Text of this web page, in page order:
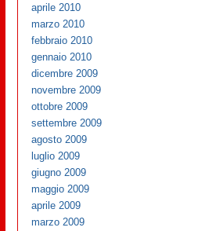
aprile 2010
marzo 2010
febbraio 2010
gennaio 2010
dicembre 2009
novembre 2009
ottobre 2009
settembre 2009
agosto 2009
luglio 2009
giugno 2009
maggio 2009
aprile 2009
marzo 2009